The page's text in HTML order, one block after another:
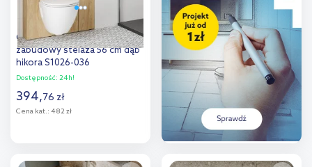
Cersanit Moduo szafka do
zabudowy stelaża 56 cm dąb
hikora S1026-036
Dostępność: 24h!
394,76 zł
Cena kat.: 482 zł